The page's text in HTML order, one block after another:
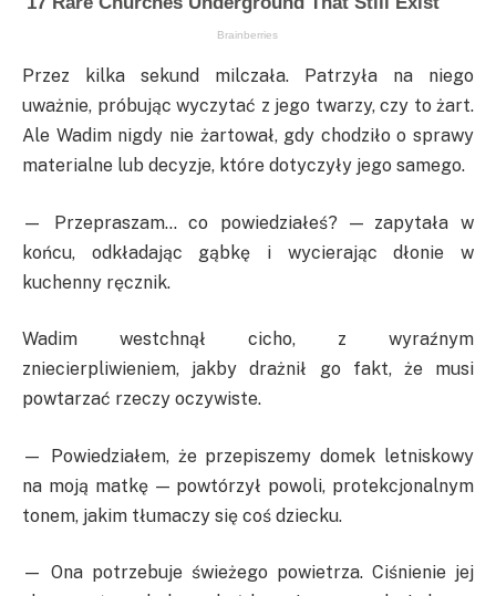
Przez kilka sekund milczała. Patrzyła na niego
uważnie, próbując wyczytać z jego twarzy, czy to żart.
Ale Wadim nigdy nie żartował, gdy chodziło o sprawy
materialne lub decyzje, które dotyczyły jego samego.
— Przepraszam… co powiedziałeś? — zapytała w
końcu, odkładając gąbkę i wycierając dłonie w
kuchenny ręcznik.
Wadim westchnął cicho, z wyraźnym
zniecierpliwieniem, jakby drażnił go fakt, że musi
powtarzać rzeczy oczywiste.
— Powiedziałem, że przepiszemy domek letniskowy
na moją matkę — powtórzył powoli, protekcjonalnym
tonem, jakim tłumaczy się coś dziecku.
— Ona potrzebuje świeżego powietrza. Ciśnienie jej